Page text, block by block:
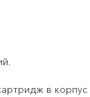
в корпус